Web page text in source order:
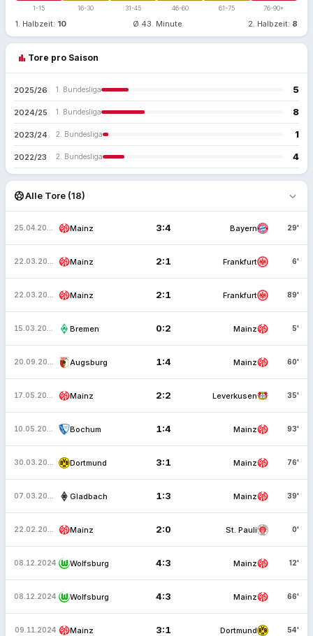
1-15 16-30 31-45 46-60 61-75 76-90+
1. Halbzeit: 10 Ø 43. Minute 2. Halbzeit: 8
bar_chart Tore pro Saison
2025/26 1. Bundesliga 5
2024/25 1. Bundesliga 8
2023/24 2. Bundesliga 1
2022/23 2. Bundesliga 4
sports_soccerAlle Tore (18) expand_more
Mainz 3:4 Bayern 29'
Mainz 2:1 Frankfurt 6'
Mainz 2:1 Frankfurt 89'
Bremen 0:2 Mainz 5'
Augsburg 1:4 Mainz 60'
Mainz 2:2 Leverkusen 35'
Bochum 1:4 Mainz 93'
Dortmund 3:1 Mainz 76'
Gladbach 1:3 Mainz 39'
Mainz 2:0 St. Pauli 0'
08.12.2024 Wolfsburg 4:3 Mainz 12'
08.12.2024 Wolfsburg 4:3 Mainz 66'
09.11.2024 Mainz 3:1 Dortmund 54'